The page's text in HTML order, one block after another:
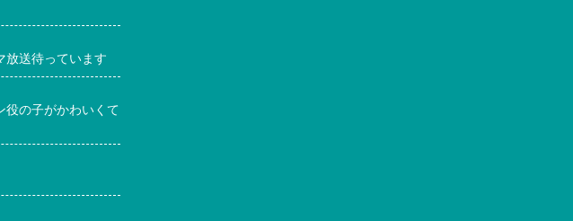
放送待っています
役の子がかわいくて